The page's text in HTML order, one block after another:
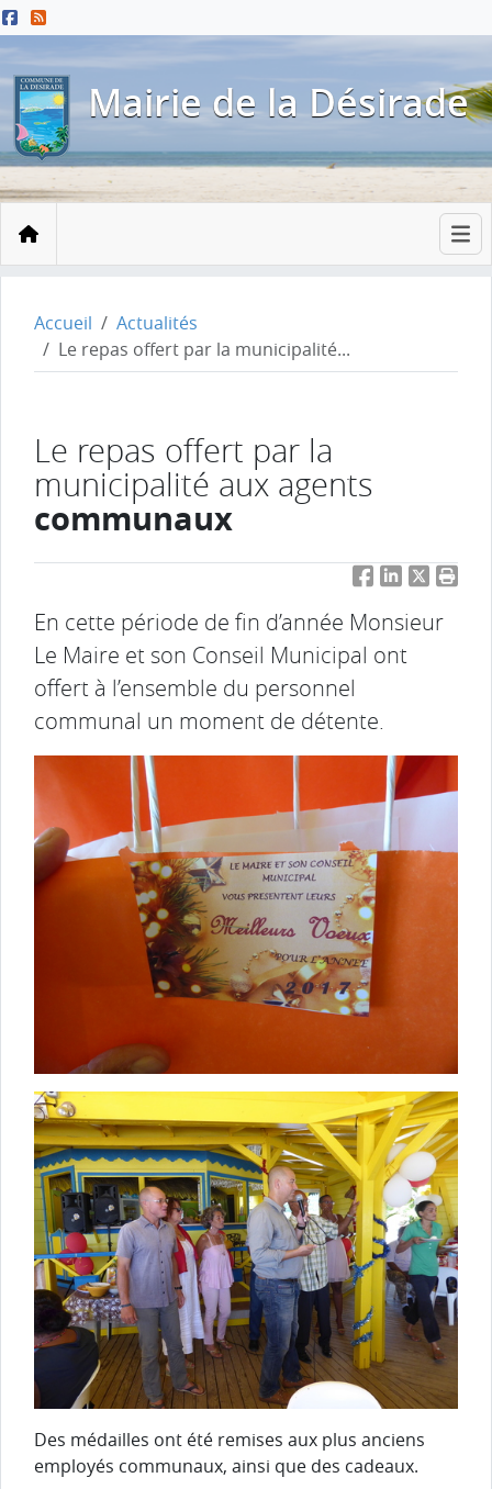
Menu principal
Contenu principal
Pied de page
Mairie de la Désirade
Accueil
Accueil
Actualités
Le repas offert par la municipalité...
Le repas offert par la
municipalité aux agents
communaux
FacebookLinkedIn
Twitter
En cette période de fin d’année Monsieur
Le Maire et son Conseil Municipal ont
offert à l’ensemble du personnel
communal un moment de détente.
Des médailles ont été remises aux plus anciens
employés communaux, ainsi que des cadeaux.